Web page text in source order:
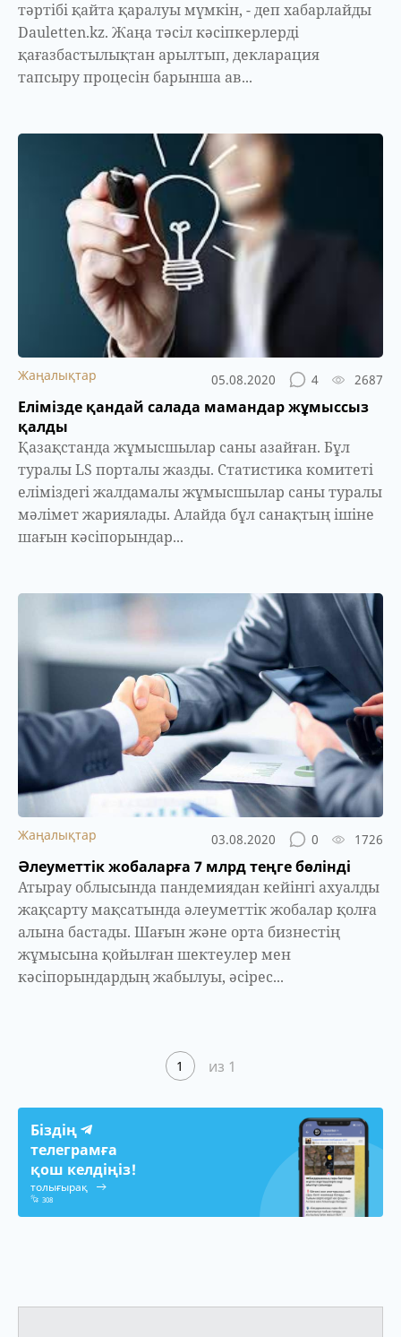
тәртібі қайта қаралуы мүмкін, - деп хабарлайды
Dauletten.kz. Жаңа тәсіл кәсіпкерлерді
қағазбастылықтан арылтып, декларация
тапсыру процесін барынша ав...
Жаңалықтар 05.08.2020 4 2687
Елімізде қандай салада мамандар жұмыссыз
қалды
Қазақстанда жұмысшылар саны азайған. Бұл
туралы LS порталы жазды. Статистика комитеті
еліміздегі жалдамалы жұмысшылар саны туралы
мәлімет жариялады. Алайда бұл санақтың ішіне
шағын кәсіпорындар...
Жаңалықтар 03.08.2020 0 1726
Әлеуметтік жобаларға 7 млрд теңге бөлінді
Атырау облысында пандемиядан кейінгі ахуалды
жақсарту мақсатында әлеуметтік жобалар қолға
алына бастады. Шағын және орта бизнестің
жұмысына қойылған шектеулер мен
кәсіпорындардың жабылуы, әсірес...
1 из 1
Біздің
телеграмға
қош келдіңіз!
толығырақ
308